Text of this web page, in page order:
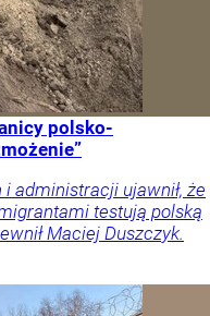
polsko-
administracji ujawnił, że
testują polską
Maciej Duszczyk.